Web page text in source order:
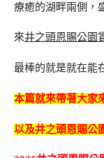
療癒的湖畔兩側，
來井之頭恩賜公園
最棒的就是就在能
本篇就來帶著大家
以及井之頭恩賜公